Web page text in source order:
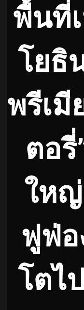
พื้นที่
โยธิ
พรีเมี
ตอรี่
ให
ฟูฟ่อ
โตไ